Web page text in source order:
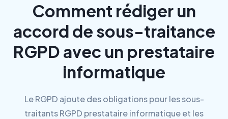
Comment rédiger un
accord de sous-traitance
RGPD avec un prestataire
informatique
Le RGPD ajoute des obligations pour les sous-
traitants RGPD prestataire informatique et les